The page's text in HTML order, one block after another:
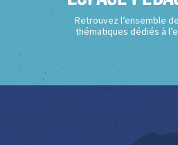
Retrouvez l’ensemble
thématiques dédiés à